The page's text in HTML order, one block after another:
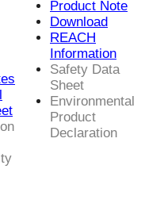
Product Note
Download
REACH
Information
Safety Data
Sheet
Environmental
Product
Declaration